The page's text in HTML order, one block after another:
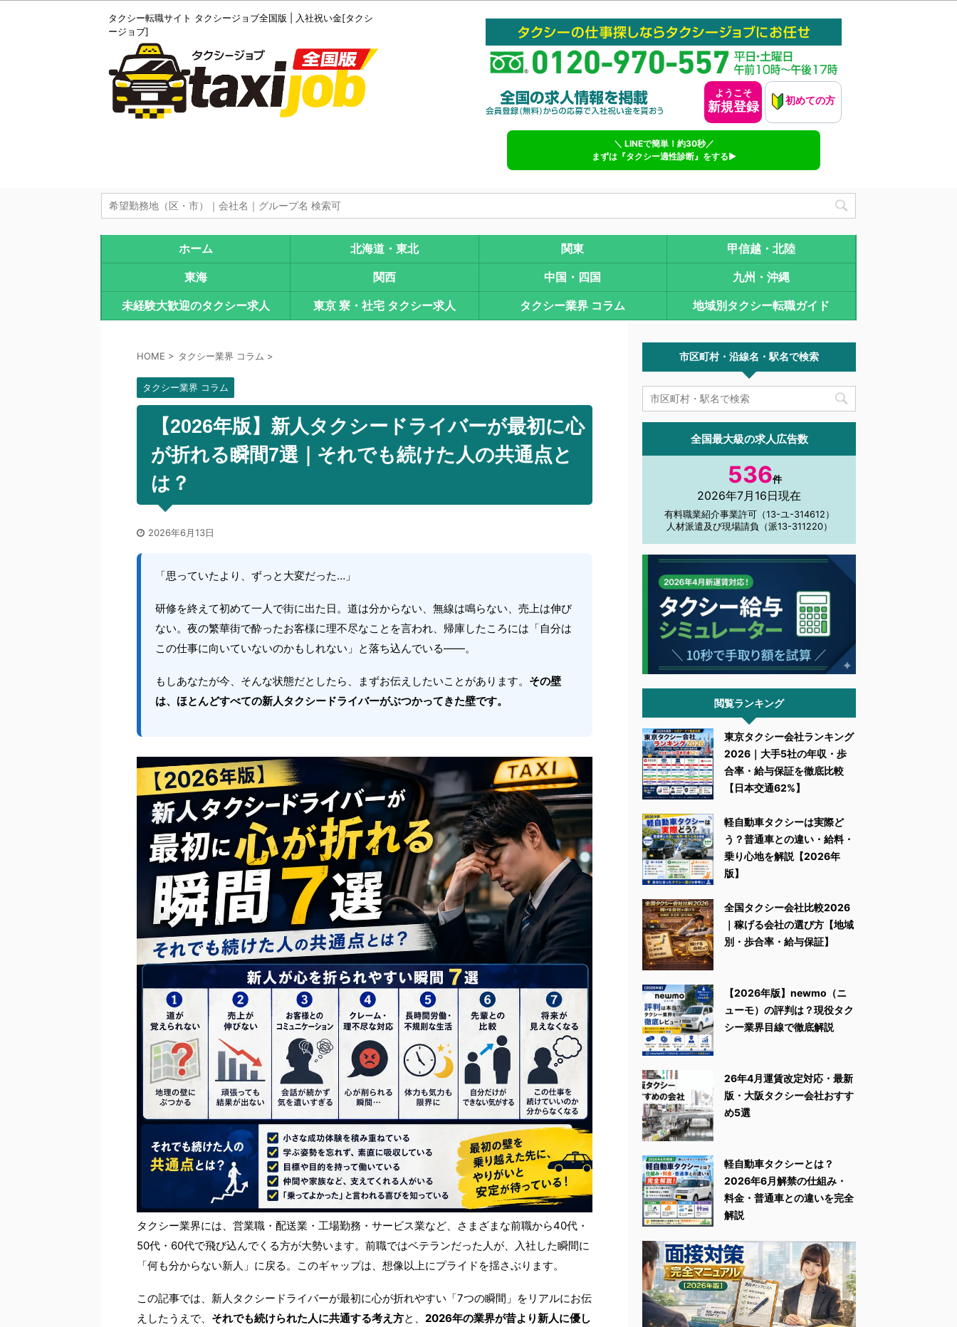
タクシー転職サイト タクシージョブ全国版 | 入社祝い金[タクシ
ージョブ]
ようこそ
新規登録 初めての方
＼ LINEで簡単！約30秒／
まずは『タクシー適性診断』をする▶
ホーム 北海道・東北 関東 甲信越・北陸
東海 関西 中国・四国 九州・沖縄
未経験大歓迎のタクシー求人 東京 寮・社宅 タクシー求人 タクシー業界 コラム 地域別タクシー転職ガイド
HOME > タクシー業界 コラム >
タクシー業界 コラム
【2026年版】新人タクシードライバーが最初に心
が折れる瞬間7選｜それでも続けた人の共通点と
は？
2026年6月13日
「思っていたより、ずっと大変だった…」
研修を終えて初めて一人で街に出た日。道は分からない、無線は鳴らない、売上は伸び
ない。夜の繁華街で酔ったお客様に理不尽なことを言われ、帰庫したころには「自分は
この仕事に向いていないのかもしれない」と落ち込んでいる——。
もしあなたが今、そんな状態だとしたら、まずお伝えしたいことがあります。 その壁
は、ほとんどすべての新人タクシードライバーがぶつかってきた壁です。
タクシー業界には、営業職・配送業・工場勤務・サービス業など、さまざまな前職から40代・
50代・60代で飛び込んでくる方が大勢います。前職ではベテランだった人が、入社した瞬間に
「何も分からない新人」に戻る。このギャップは、想像以上にプライドを揺さぶります。
この記事では、新人タクシードライバーが最初に心が折れやすい「7つの瞬間」をリアルにお伝
えしたうえで、 それでも続けられた人に共通する考え方と、 2026年の業界が昔より新人に優し
市区町村・沿線名・駅名で検索
全国最大級の求人広告数
536件
2026年7月16日現在
有料職業紹介事業許可（13-ユ-314612）
人材派遣及び現場請負（派13-311220）
閲覧ランキング
東京タクシー会社ランキング
2026｜大手5社の年収・歩
合率・給与保証を徹底比較
【日本交通62%】
軽自動車タクシーは実際ど
う？普通車との違い・給料・
乗り心地を解説【2026年
版】
全国タクシー会社比較2026
｜稼げる会社の選び方【地域
別・歩合率・給与保証】
【2026年版】newmo（ニ
ューモ）の評判は？現役タク
シー業界目線で徹底解説
26年4月運賃改定対応・最新
版・大阪タクシー会社おすす
め5選
軽自動車タクシーとは？
2026年6月解禁の仕組み・
料金・普通車との違いを完全
解説